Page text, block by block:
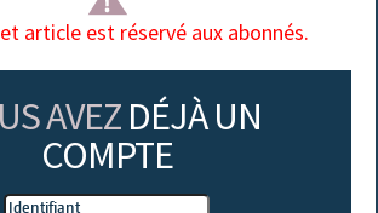
article est réservé aux abonnés.
AVEZ DÉJÀ UN
COMPTE